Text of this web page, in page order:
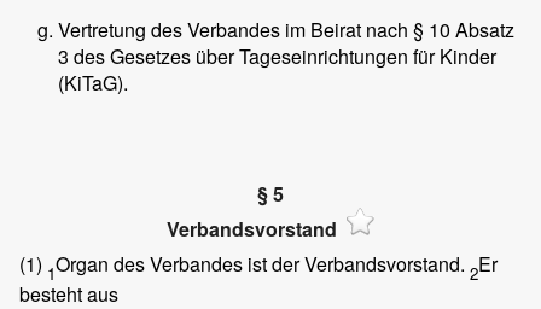
Vertretung des Verbandes im Beirat nach § 10 Absatz
3 des Gesetzes über Tageseinrichtungen für Kinder
(KiTaG).
§ 5
Verbandsvorstand
(1) 1Organ des Verbandes ist der Verbandsvorstand. 2Er
besteht aus